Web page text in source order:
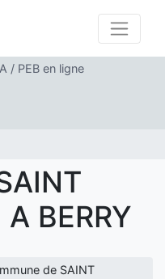
/ PEB en ligne
BERRY
de SAINT